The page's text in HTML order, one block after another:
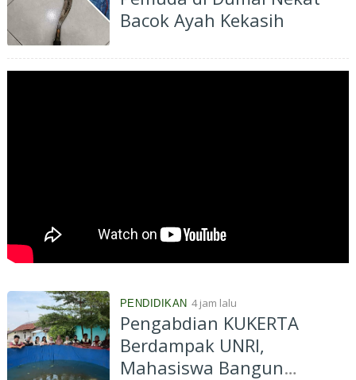
Bacok Ayah Kekasih
PENDIDIKAN 4 jam lalu
Pengabdian KUKERTA
Berdampak UNRI,
Mahasiswa Bangun